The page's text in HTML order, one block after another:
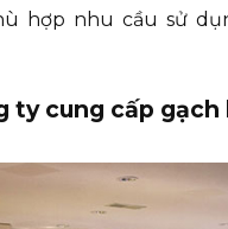
hợp nhu cầu sử
ty cung cấp gạch